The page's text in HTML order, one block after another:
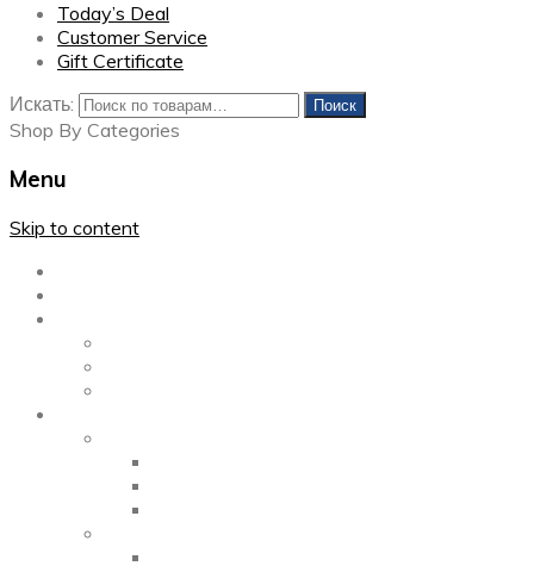
Today’s Deal
Customer Service
Gift Certificate
Искать:
Поиск
Shop By Categories
Menu
Skip to content